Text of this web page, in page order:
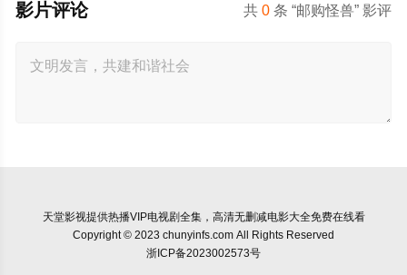
共0 条 “邮购怪兽” 影评
影片评论
天堂影视提供热播VIP电视剧全集，高清无删减电影大全免费在线看
Copyright © 2023 chunyinfs.com All Rights Reserved
浙ICP备2023002573号